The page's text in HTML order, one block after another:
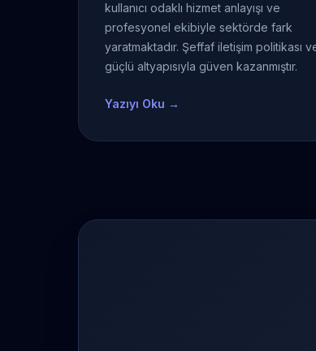
kullanıcı odaklı hizmet anlayışı ve
profesyonel ekibiyle sektörde fark
yaratmaktadır. Şeffaf iletişim politikası
güçlü altyapısıyla güven kazanmıştır.
Yazıyı Oku →